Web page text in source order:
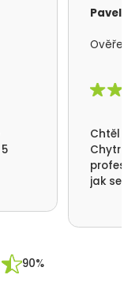
Pavel
Ověřený
Chtěl
Chytrá
jak se
90%